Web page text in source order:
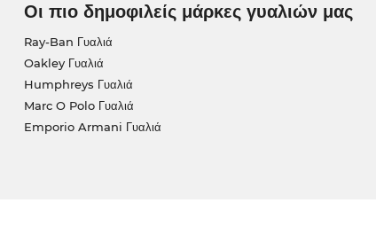
Οι πιο δημοφιλείς μάρκες γυαλιών μας
Ray-Ban Γυαλιά
Oakley Γυαλιά
Humphreys Γυαλιά
Marc O Polo Γυαλιά
Emporio Armani Γυαλιά